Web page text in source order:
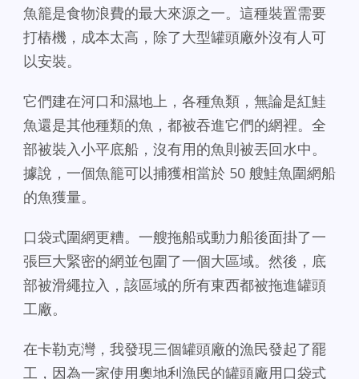
魚籠是食物浪費的最大來源之一。這種裝置需要
打樁機，成本太高，除了大型罐頭廠外沒有人可
以安裝。
它們建在河口和濕地上，各種魚類，無論是紅鮭
魚還是其他種類的魚，都被吞進它們的網裡。全
部被裝入小平底船，沒有用的魚則被丟回水中。
據說，一個魚籠可以捕獲相當於 50 艘鮭魚圍網船
的魚獲量。
口袋式圍網更糟。一艘拖船或動力船後面掛了一
張巨大緊密的網並包圍了一個大區域。然後，底
部被滑繩拉入，該區域的所有東西都被拖進罐頭
工廠。
在卡勒克灣，我發現三個罐頭廠的漁民發起了罷
工，因為一家使用奧地利漁民的罐頭廠用口袋式